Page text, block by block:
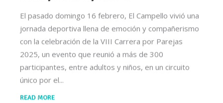
El pasado domingo 16 febrero, El Campello vivió una
jornada deportiva llena de emoción y compañerismo
con la celebración de la VIII Carrera por Parejas
2025, un evento que reunió a más de 300
participantes, entre adultos y niños, en un circuito
único por el
READ MORE